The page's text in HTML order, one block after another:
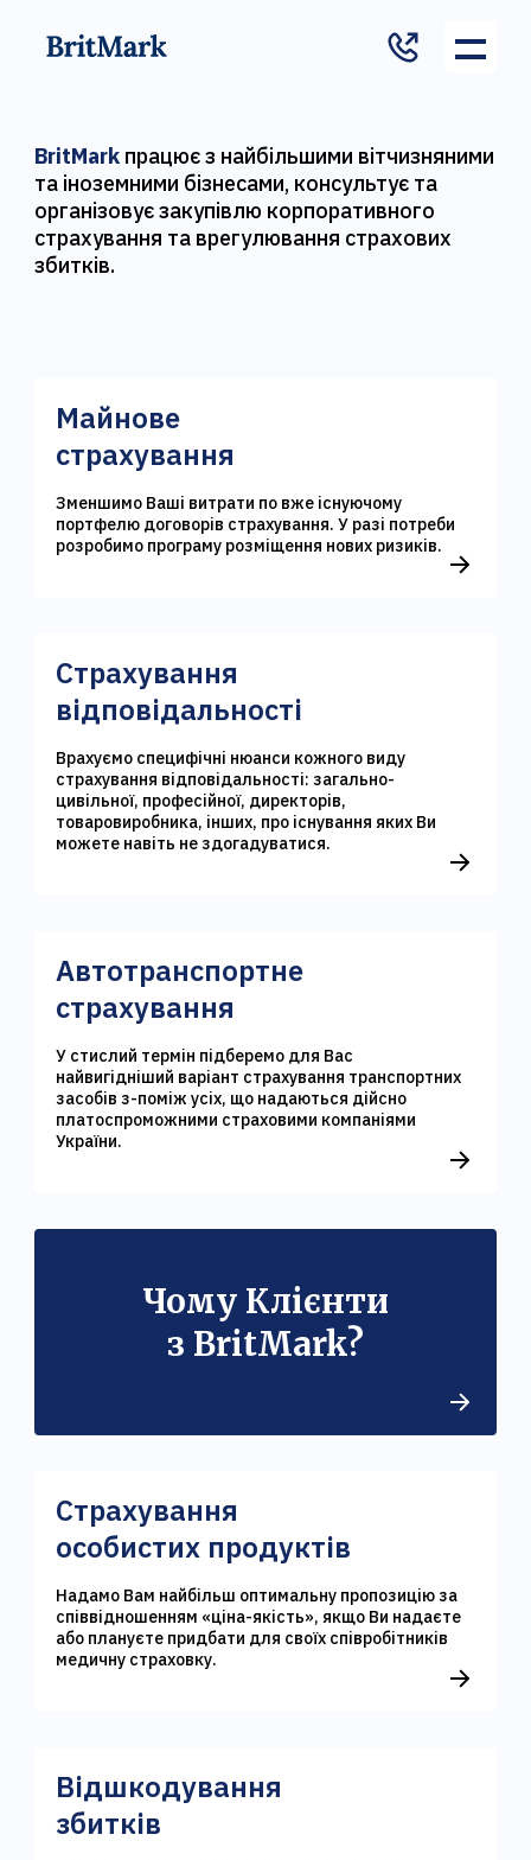
BritMark працює з найбільшими вітчизняними
та іноземними бізнесами, консультує та
організовує закупівлю корпоративного
страхування та врегулювання страхових
збитків.
Майнове
страхування
Зменшимо Ваші витрати по вже існуючому
портфелю договорів страхування. У разі потреби
розробимо програму розміщення нових ризиків.
Страхування
відповідальності
Врахуємо специфічні нюанси кожного виду
страхування відповідальності: загально-
цивільної, професійної, директорів,
товаровиробника, інших, про існування яких Ви
можете навіть не здогадуватися.
Автотранспортне
страхування
У стислий термін підберемо для Вас
найвигідніший варіант страхування транспортних
засобів з-поміж усіх, що надаються дійсно
платоспроможними страховими компаніями
України.
Чому Клієнти
з BritMark?
Страхування
особистих продуктів
Надамо Вам найбільш оптимальну пропозицію за
співвідношенням «ціна-якість», якщо Ви надаєте
або плануєте придбати для своїх співробітників
медичну страховку.
Відшкодування
збитків